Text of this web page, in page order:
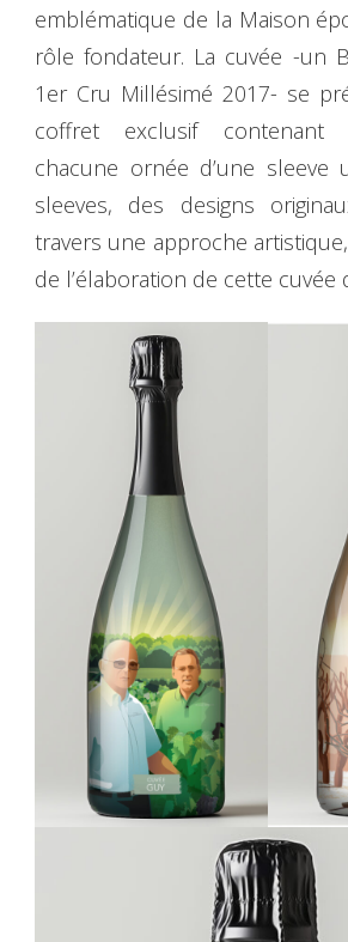
emblématique de la Maison
rôle fondateur. La cuvée -un
1er Cru Millésimé 2017- se
coffret exclusif contenant
chacune ornée d’une sleeve
sleeves, des designs
travers une approche
de l’élaboration de cette cuvée